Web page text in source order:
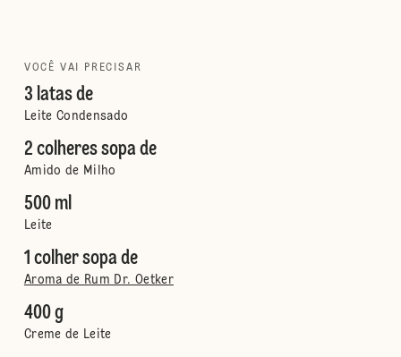
VOCÊ VAI PRECISAR
3 latas de
Leite Condensado
2 colheres sopa de
Amido de Milho
500 ml
Leite
1 colher sopa de
Aroma de Rum Dr. Oetker
400 g
Creme de Leite